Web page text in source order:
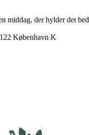
middag, der hylder det
København K